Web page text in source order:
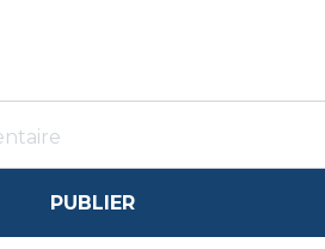
PUBLIER